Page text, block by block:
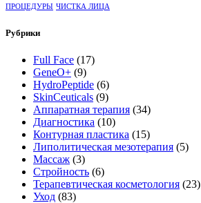
ПРОЦЕДУРЫ ЧИСТКА ЛИЦА
Рубрики
Full Face (17)
GeneO+ (9)
HydroPeptide (6)
SkinCeuticals (9)
Аппаратная терапия (34)
Диагностика (10)
Контурная пластика (15)
Липолитическая мезотерапия (5)
Массаж (3)
Стройность (6)
Терапевтическая косметология (23)
Уход (83)